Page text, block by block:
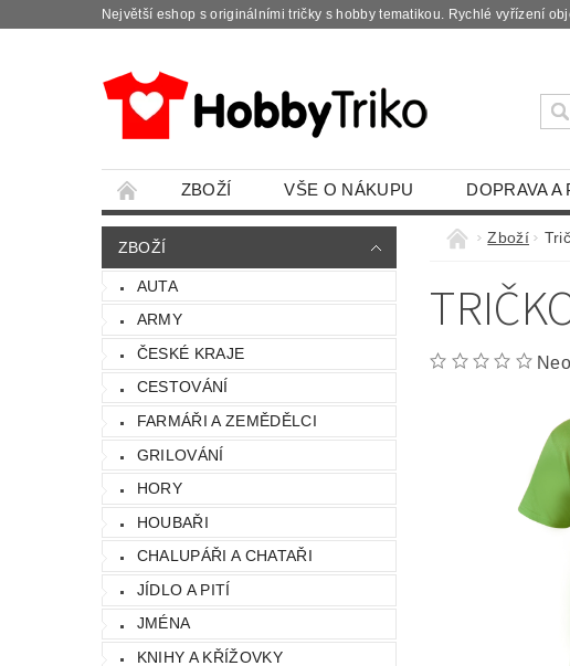
Největší eshop s originálními tričky s hobby tematikou. Rychlé vyřízení
ZBOŽÍ VŠE O NÁKUPU DOPRAVA A
ZBOŽÍ
AUTA
ARMY
ČESKÉ KRAJE
CESTOVÁNÍ
FARMÁŘI A ZEMĚDĚLCI
GRILOVÁNÍ
HORY
HOUBAŘI
CHALUPÁŘI A CHATAŘI
JÍDLO A PITÍ
JMÉNA
KNIHY A KŘÍŽOVKY
Zboží